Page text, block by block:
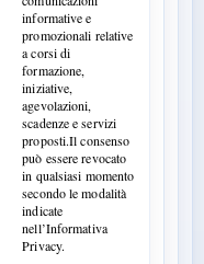
informative e
promozionali relative
a corsi di
formazione,
iniziative,
agevolazioni,
scadenze e servizi
proposti.Il consenso
può essere revocato
in qualsiasi momento
secondo le modalità
indicate
nell’Informativa
Privacy.